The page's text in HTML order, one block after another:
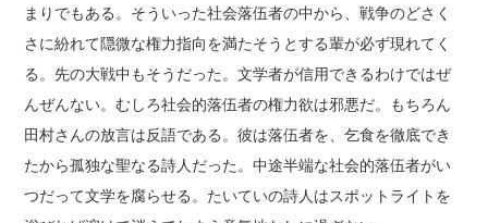
まりでもある。そういった社会落伍者の中から、戦争のどさく
さに紛れて隠微な権力指向を満たそうとする輩が必ず現れてく
る。先の大戦中もそうだった。文学者が信用できるわけではぜ
んぜんない。むしろ社会的落伍者の権力欲は邪悪だ。もちろん
田村さんの放言は反語である。彼は落伍者を、乞食を徹底でき
たから孤独な聖なる詩人だった。中途半端な社会的落伍者がい
つだって文学を腐らせる。たいていの詩人はスポットライトを